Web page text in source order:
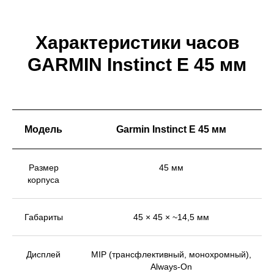
Характеристики часов
GARMIN Instinct E 45 мм
Модель Garmin Instinct E 45 мм
Размер
корпуса
45 мм
Габариты 45 × 45 × ~14,5 мм
Дисплей
MIP (трансфлективный, монохромный),
Always-On